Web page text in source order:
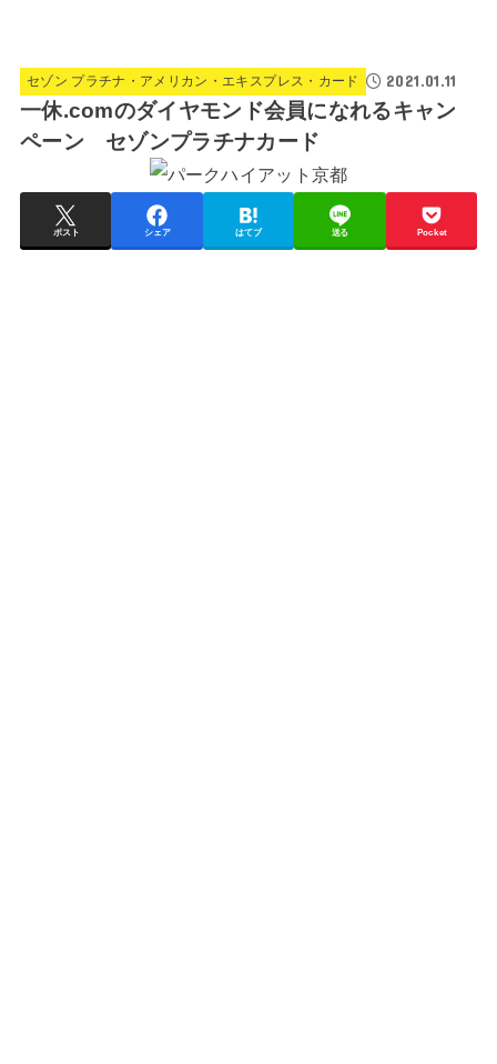
セゾン プラチナ・アメリカン・エキスプレス・カード 2021.01.11
一休.comのダイヤモンド会員になれるキャン
ペーン セゾンプラチナカード
ポスト シェア はてブ 送る Pocket